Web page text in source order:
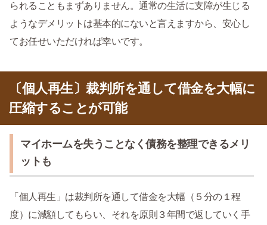
られることもまずありません。通常の生活に支障が生じる
ようなデメリットは基本的にないと言えますから、安心し
てお任せいただければ幸いです。
〔個人再生〕裁判所を通して借金を大幅に
圧縮することが可能
マイホームを失うことなく債務を整理できるメリ
ットも
「個人再生」は裁判所を通して借金を大幅（５分の１程
度）に減額してもらい、それを原則３年間で返していく手